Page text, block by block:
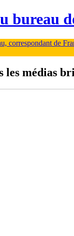
bureau
correspondant de
les médias